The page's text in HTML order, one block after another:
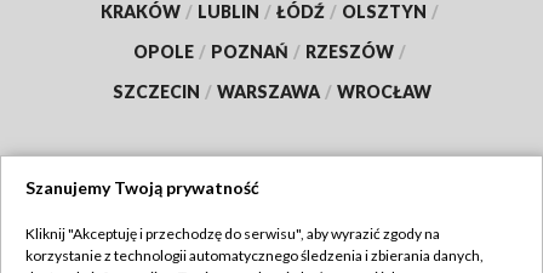
KRAKÓW / LUBLIN / ŁÓDŹ / OLSZTYN /
OPOLE / POZNAŃ / RZESZÓW /
SZCZECIN / WARSZAWA / WROCŁAW
TVP
Szanujemy Twoją prywatność
Kliknij "Akceptuję i przechodzę do serwisu", aby wyrazić zgody na
korzystanie z technologii automatycznego śledzenia i zbierania danych,